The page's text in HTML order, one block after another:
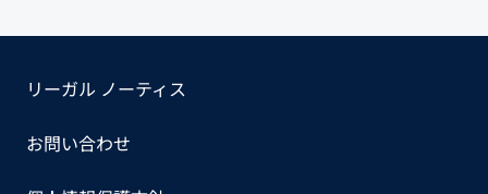
リーガル ノーティス
お問い合わせ